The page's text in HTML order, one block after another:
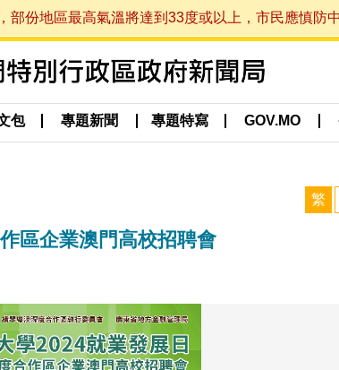
部份地區最高氣溫將達到33度或以上，市民應慎防
包 專題新聞 專題特寫 GOV.MO
繁
區企業澳門高校招聘會